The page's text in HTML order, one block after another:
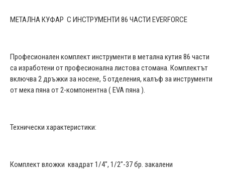
МЕТАЛНА КУФАР С ИНСТРУМЕНТИ 86 ЧАСТИ EVERFORCE
Професионален комплект инструменти в метална кутия 86 части
са изработени от професионална листова стомана. Комплектът
включва 2 дръжки за носене, 5 отделения, калъф за инструменти
от мека пяна от 2-компонентна ( EVA пяна ).
Технически характеристики:
Комплект вложки квадрат 1/4", 1/2"-37 бр. закалени